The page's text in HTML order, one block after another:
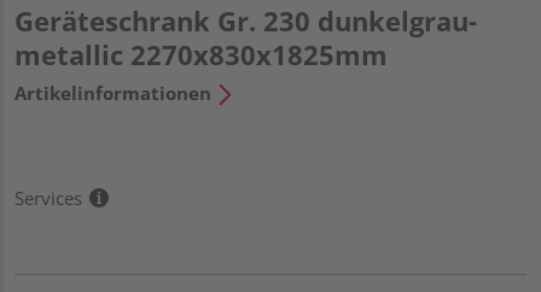
Geräteschrank Gr. 230 dunkelgrau-
metallic 2270x830x1825mm
Artikelinformationen
Services